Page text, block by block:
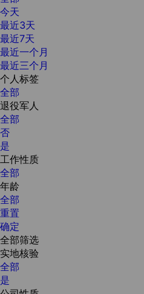
今天
最近3天
最近7天
最近一个月
最近三个月
个人标签
全部
退役军人
全部
否
是
工作性质
全部
年龄
全部
重置
确定
全部筛选
实地核验
全部
是